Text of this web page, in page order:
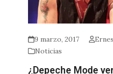
9 marzo, 2017
Noticias
¿Depeche Mode